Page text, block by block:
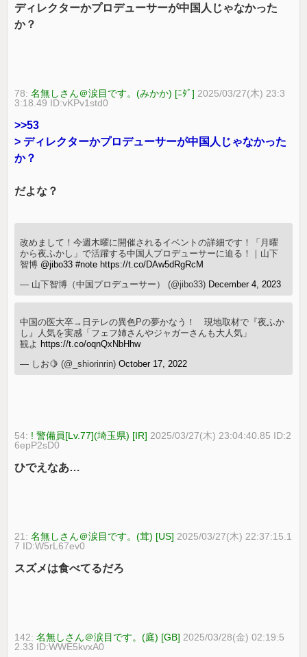
ディレクターかプロデューサーが中国人じゃなかった
か？
78:名無しさん＠涙目です。(みかか) [ﾆﾀﾞ] 2025/03/27(木) 23:3
3:18.49 ID:vKPv1std0
>>53
> ディレクターかプロデューサーが中国人じゃなかった
か？
だよな？
改めまして！今週木曜に開催されるイベントの詳細です！「月曜
から夜ふかし」で活躍する中国人プロデューサーに迫る！｜山下
智博 @jibo33 #note https://t.co/DAw5dRgRcM
— 山下智博（中国プロデューサー） (@jibo33) December 4, 2023
中国の医大卒→日テレの異色Pの夢かなう！ 現地取材で『夜ふか
し』人気を実感「フェフ姉さんやジャガーさんも大人気」
観よ https://t.co/oqnQxNbHhw
— しお🍋 (@_shiorinrin)October 17, 2022
54: ! 警備員[Lv.77](埼玉県) [IR] 2025/03/27(木) 23:04:40.85 ID:2
6epP2sD0
ひでえなあ…
21:名無しさん＠涙目です。(茸) [US] 2025/03/27(木) 22:37:15.1
7 ID:W5rL67ev0
スズメは食べてるだろ
142:名無しさん＠涙目です。(庭) [GB] 2025/03/28(金) 02:19:5
2.33 ID:WWE5kvxA0